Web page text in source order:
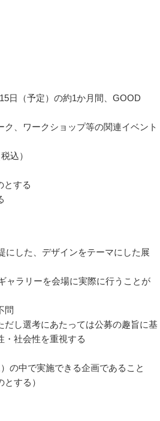
日（予定）の約1か月間、GOOD
、ワークショップ等の関連イベント
込）
とする
にした、デザインをテーマにした展
ャラリーを会場に実際に行うことが
問
し選考にあたっては公募の趣旨に基
・社会性を重視する
の中で実施できる企画であること
する）